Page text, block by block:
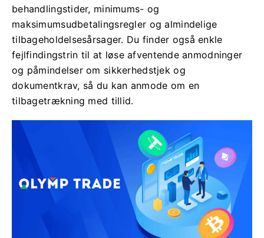
behandlingstider, minimums- og
maksimumsudbetalingsregler og almindelige
tilbageholdelsesårsager. Du finder også enkle
fejlfindingstrin til at løse afventende anmodninger
og påmindelser om sikkerhedstjek og
dokumentkrav, så du kan anmode om en
tilbagetrækning med tillid.